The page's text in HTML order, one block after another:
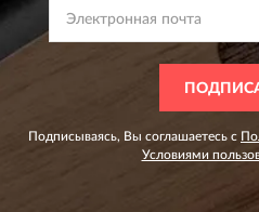
Подписываясь, Вы соглашаетесь с
Условиями